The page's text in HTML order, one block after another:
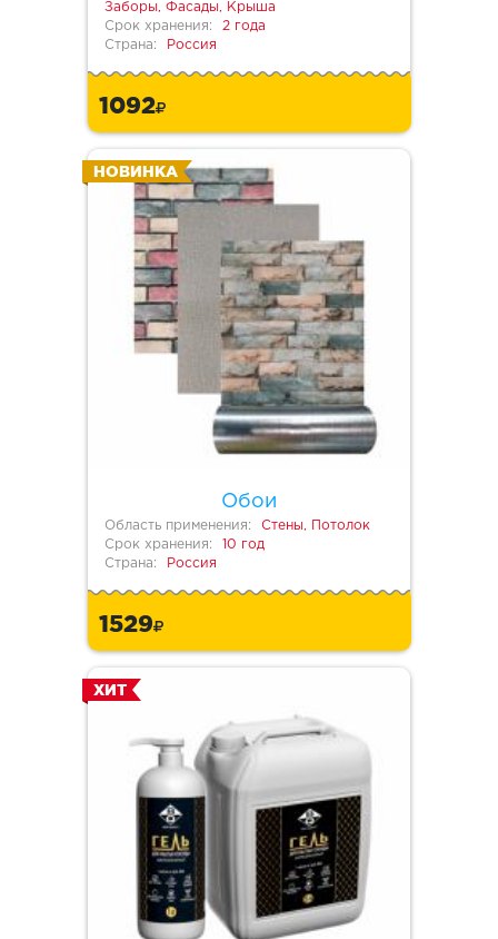
Заборы, Фасады, Крыша
Срок хранения:
2 года
Страна:
Россия
1092
Обои
НОВИНКА
Область применения:
Стены, Потолок
Срок хранения:
10 год
Страна:
Россия
1529
ХИТ